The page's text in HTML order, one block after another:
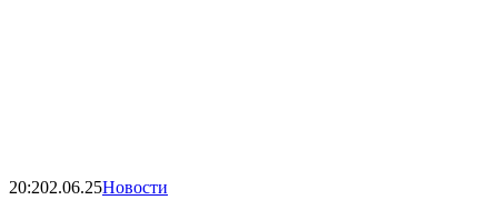
20:202.06.25Новости